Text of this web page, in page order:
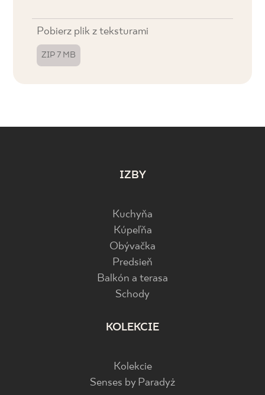
Pobierz plik z teksturami
ZIP 7 MB
IZBY
Kuchyňa
Kúpeľňa
Obývačka
Predsieň
Balkón a terasa
Schody
KOLEKCIE
Kolekcie
Senses by Paradyż